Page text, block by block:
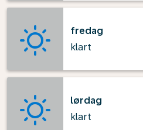
fredag
klart
lørdag
klart